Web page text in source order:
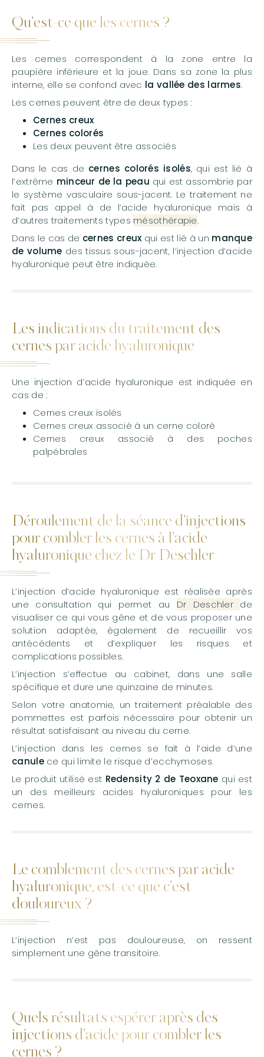
Qu’est-ce que les cernes ?
Les cernes correspondent à la zone entre la
paupière inférieure et la joue. Dans sa zone la plus
interne, elle se confond avec la vallée des larmes.
Les cernes peuvent être de deux types :
Cernes creux
Cernes colorés
Les deux peuvent être associés
Dans le cas de cernes colorés isolés, qui est lié à
l’extrême minceur de la peau qui est assombrie par
le système vasculaire sous-jacent. Le traitement ne
fait pas appel à de l’acide hyaluronique mais à
d’autres traitements types mésothérapie.
Dans le cas de cernes creux qui est lié à un manque
de volume des tissus sous-jacent, l’injection d’acide
hyaluronique peut être indiquée.
Les indications du traitement des
cernes par acide hyaluronique
Une injection d’acide hyaluronique est indiquée en
cas de :
Cernes creux isolés
Cernes creux associé à un cerne coloré
Cernes creux associé à des poches
palpébrales
Déroulement de la séance d’injections
pour combler les cernes à l’acide
hyaluronique chez le Dr Deschler
L’injection d’acide hyaluronique est réalisée après
une consultation qui permet au Dr Deschler de
visualiser ce qui vous gêne et de vous proposer une
solution adaptée, également de recueillir vos
antécédents et d’expliquer les risques et
complications possibles.
L’injection s’effectue au cabinet, dans une salle
spécifique et dure une quinzaine de minutes.
Selon votre anatomie, un traitement préalable des
pommettes est parfois nécessaire pour obtenir un
résultat satisfaisant au niveau du cerne.
L’injection dans les cernes se fait à l’aide d’une
canulece qui limite le risque d’ecchymoses.
Le produit utilisé est Redensity 2 de Teoxane qui est
un des meilleurs acides hyaluroniques pour les
cernes.
Le comblement des cernes par acide
hyaluronique, est-ce que c’est
douloureux ?
L’injection n’est pas douloureuse, on ressent
simplement une gêne transitoire.
Quels résultats espérer après des
injections d’acide pour combler les
cernes ?